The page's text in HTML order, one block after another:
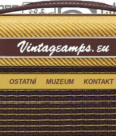
OSTATNÍ MUZEUM KONTAKT